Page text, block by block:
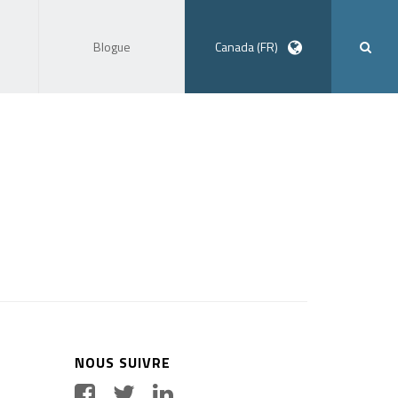
Blogue Canada (FR)
NOUS SUIVRE